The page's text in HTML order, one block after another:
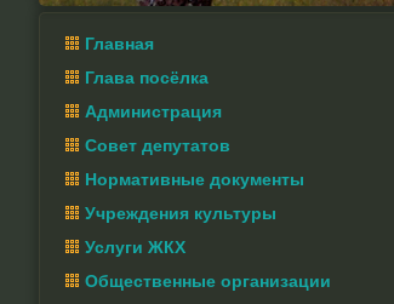
Главная
Глава посёлка
Администрация
Совет депутатов
Нормативные документы
Учреждения культуры
Услуги ЖКХ
Общественные организации